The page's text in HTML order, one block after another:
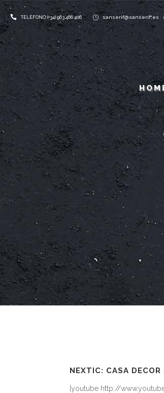
TELÉFONO: (+34) 963 466 406 sanserif@sanserif.es
NEXTIC: CASA DECOR
[youtube http://